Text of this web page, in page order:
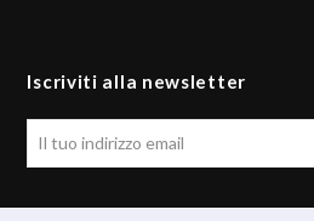
Iscriviti alla newsletter